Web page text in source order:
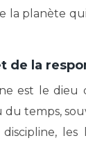
la planète
de la
est le
du temps,